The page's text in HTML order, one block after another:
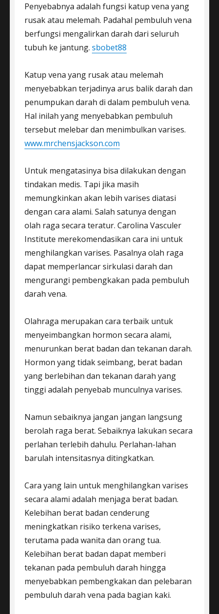
Penyebabnya adalah fungsi katup vena yang
rusak atau melemah. Padahal pembuluh vena
berfungsi mengalirkan darah dari seluruh
tubuh ke jantung. sbobet88
Katup vena yang rusak atau melemah
menyebabkan terjadinya arus balik darah dan
penumpukan darah di dalam pembuluh vena.
Hal inilah yang menyebabkan pembuluh
tersebut melebar dan menimbulkan varises.
www.mrchensjackson.com
Untuk mengatasinya bisa dilakukan dengan
tindakan medis. Tapi jika masih
memungkinkan akan lebih varises diatasi
dengan cara alami. Salah satunya dengan
olah raga secara teratur. Carolina Vasculer
Institute merekomendasikan cara ini untuk
menghilangkan varises. Pasalnya olah raga
dapat memperlancar sirkulasi darah dan
mengurangi pembengkakan pada pembuluh
darah vena.
Olahraga merupakan cara terbaik untuk
menyeimbangkan hormon secara alami,
menurunkan berat badan dan tekanan darah.
Hormon yang tidak seimbang, berat badan
yang berlebihan dan tekanan darah yang
tinggi adalah penyebab munculnya varises.
Namun sebaiknya jangan jangan langsung
berolah raga berat. Sebaiknya lakukan secara
perlahan terlebih dahulu. Perlahan-lahan
barulah intensitasnya ditingkatkan.
Cara yang lain untuk menghilangkan varises
secara alami adalah menjaga berat badan.
Kelebihan berat badan cenderung
meningkatkan risiko terkena varises,
terutama pada wanita dan orang tua.
Kelebihan berat badan dapat memberi
tekanan pada pembuluh darah hingga
menyebabkan pembengkakan dan pelebaran
pembuluh darah vena pada bagian kaki.